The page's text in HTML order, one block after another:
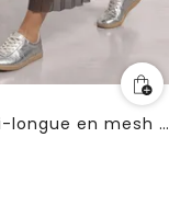
Jupe mi-longue en mesh à effet plissé